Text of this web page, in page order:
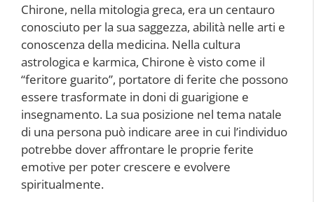
Chirone, nella mitologia greca, era un centauro
conosciuto per la sua saggezza, abilità nelle arti e
conoscenza della medicina. Nella cultura
astrologica e karmica, Chirone è visto come il
“feritore guarito”, portatore di ferite che possono
essere trasformate in doni di guarigione e
insegnamento. La sua posizione nel tema natale
di una persona può indicare aree in cui l’individuo
potrebbe dover affrontare le proprie ferite
emotive per poter crescere e evolvere
spiritualmente.